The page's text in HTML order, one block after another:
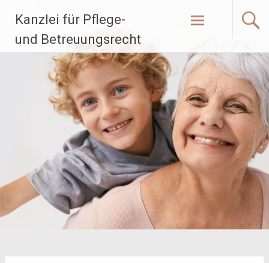
Inhalt
springen
Kanzlei für Pflege-
und Betreuungsrecht